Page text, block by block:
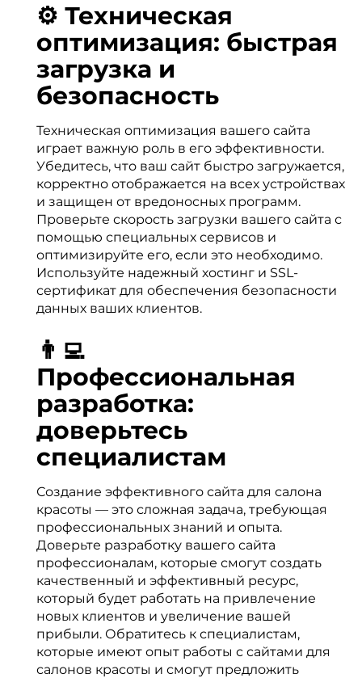
⚙️ Техническая
оптимизация: быстрая
загрузка и
безопасность
Техническая оптимизация вашего сайта
играет важную роль в его эффективности.
Убедитесь, что ваш сайт быстро загружается,
корректно отображается на всех устройствах
и защищен от вредоносных программ.
Проверьте скорость загрузки вашего сайта с
помощью специальных сервисов и
оптимизируйте его, если это необходимо.
Используйте надежный хостинг и SSL-
сертификат для обеспечения безопасности
данных ваших клиентов.
👨‍💻
Профессиональная
разработка:
доверьтесь
специалистам
Создание эффективного сайта для салона
красоты — это сложная задача, требующая
профессиональных знаний и опыта.
Доверьте разработку вашего сайта
профессионалам, которые смогут создать
качественный и эффективный ресурс,
который будет работать на привлечение
новых клиентов и увеличение вашей
прибыли. Обратитесь к специалистам,
которые имеют опыт работы с сайтами для
салонов красоты и смогут предложить